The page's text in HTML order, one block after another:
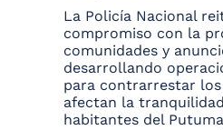
La Policía Nacional
compromiso con la
comunidades y
desarrollando
para contrarrestar
afectan la
habitantes del